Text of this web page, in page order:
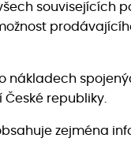
souvisejících
nákladech
republiky.
zejména